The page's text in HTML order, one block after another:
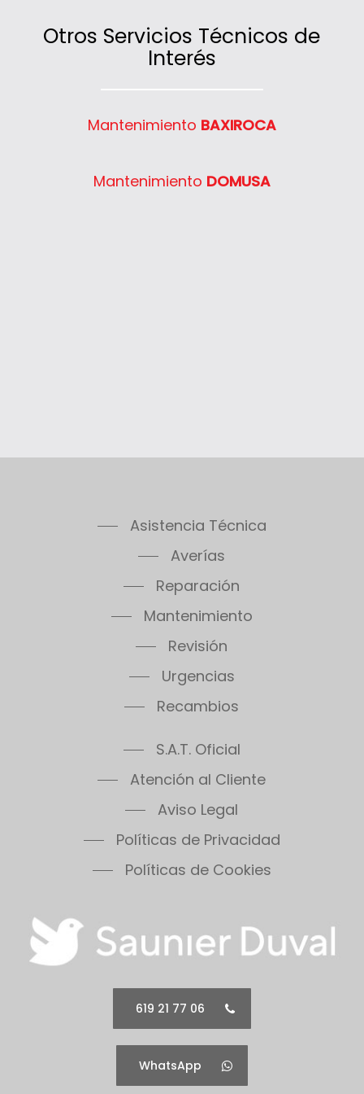
nuestro teléfono de atención al cliente.
funcionamiento.
Otros Servicios Técnicos de
Interés
Mantenimiento BAXIROCA
Mantenimiento DOMUSA
Asistencia Técnica
Averías
Reparación
Mantenimiento
Revisión
Urgencias
Recambios
S.A.T. Oficial
Atención al Cliente
Aviso Legal
Políticas de Privacidad
Políticas de Cookies
619 21 77 06
WhatsApp